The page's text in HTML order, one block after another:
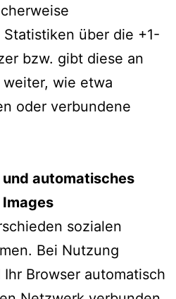
über die +1-
bzw. gibt diese an
wie etwa
oder verbundene
automatisches
sozialen
Bei Nutzung
Browser automatisch